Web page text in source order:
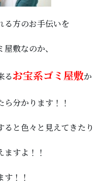
る方のお手伝いを
敷なのか、
るお宝系ゴミ屋敷か
分かります！！
と色々と見えてきたり
すよ！！
！！